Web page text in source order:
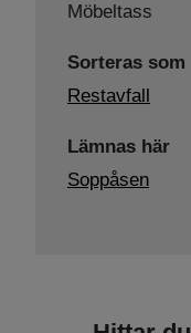
Möbeltass
Sorteras som
Restavfall
Lämnas här
Soppåsen